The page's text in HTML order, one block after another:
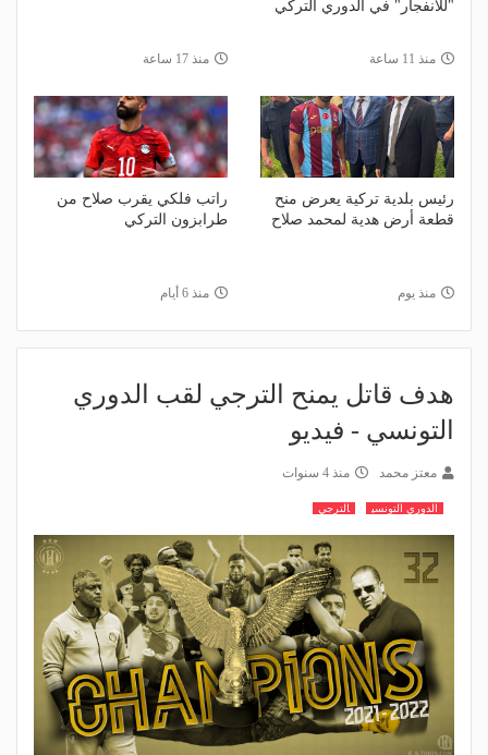
"للانفجار" في الدوري التركي
منذ 11 ساعة منذ 17 ساعة
رئيس بلدية تركية يعرض منح
قطعة أرض هدية لمحمد صلاح
منذ يوم
راتب فلكي يقرب صلاح من
طرابزون التركي
منذ 6 أيام
هدف قاتل يمنح الترجي لقب الدوري
التونسي - فيديو
معتز محمد منذ 4 سنوات
الدوري التونسي الترجي